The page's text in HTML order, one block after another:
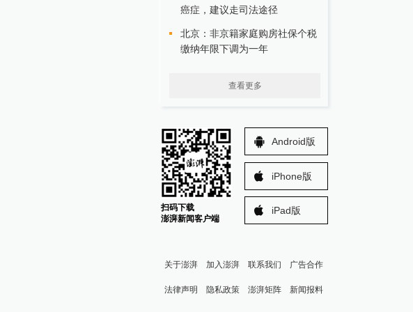
癌症，建议走司法途径
北京：非京籍家庭购房社保个税
缴纳年限下调为一年
查看更多
扫码下载
澎湃新闻客户端
Android版
iPhone版
iPad版
关于澎湃 加入澎湃 联系我们 广告合作
法律声明 隐私政策 澎湃矩阵 新闻报料